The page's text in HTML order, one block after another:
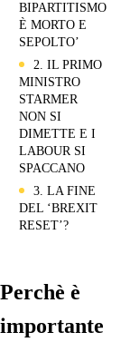
BIPARTITISMO
È MORTO E
SEPOLTO’
2. IL PRIMO
MINISTRO
STARMER
NON SI
DIMETTE E I
LABOUR SI
SPACCANO
3. LA FINE
DEL ‘BREXIT
RESET’?
Perchè è
importante